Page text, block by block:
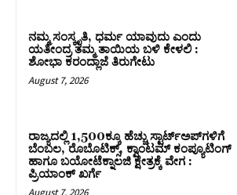
ನಮ್ಮ ಸಂಸ್ಕೃತಿ, ಧರ್ಮ ಯಾವುದು ಎಂದು
ಯತೀಂದ್ರ ತಮ್ಮ ತಾಯಿಯ ಬಳಿ ಕೇಳಲಿ :
ಶೋಭಾ ಕರಂದ್ಲಾಜೆ ತಿರುಗೇಟು
August 7, 2026
ರಾಜ್ಯದಲ್ಲಿ 1,500ಕ್ಕೂ ಹೆಚ್ಚು ಸ್ಟಾರ್ಟ್‌ಅಪ್‌ಗಳಿಗೆ
ಬೆಂಬಲ, ರೊಬೊಟಿಕ್ಸ್, ಕ್ವಾಂಟಮ್ ಕಂಪ್ಯೂಟಿಂಗ್
ಹಾಗೂ ಬಯೋಟೆಕ್ನಾಲಜಿ ಕ್ಷೇತ್ರಕ್ಕೆ ವೇಗ :
ಪ್ರಿಯಾಂಕ್‌ ಖರ್ಗೆ